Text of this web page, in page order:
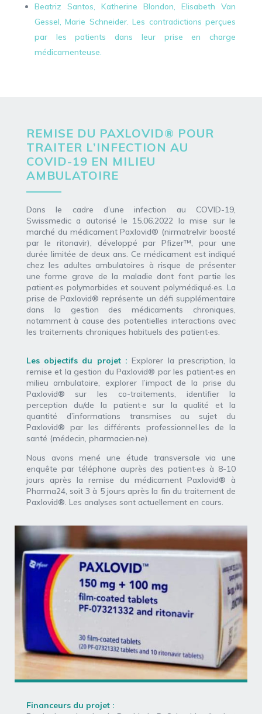
Beatriz Santos, Katherine Blondon, Elisabeth Van
Gessel, Marie Schneider. Les contradictions perçues
par les patients dans leur prise en charge
médicamenteuse.
REMISE DU PAXLOVID® POUR
TRAITER L’INFECTION AU
COVID-19 EN MILIEU
AMBULATOIRE
Dans le cadre d’une infection au COVID-19,
Swissmedic a autorisé le 15.06.2022 la mise sur le
marché du médicament Paxlovid® (nirmatrelvir boosté
par le ritonavir), développé par Pfizer™, pour une
durée limitée de deux ans. Ce médicament est indiqué
chez les adultes ambulatoires à risque de présenter
une forme grave de la maladie dont font partie les
patient·es polymorbides et souvent polymédiqué·es. La
prise de Paxlovid® représente un défi supplémentaire
dans la gestion des médicaments chroniques,
notamment à cause des potentielles interactions avec
les traitements chroniques habituels des patient·es.
Les objectifs du projet : Explorer la prescription, la
remise et la gestion du Paxlovid® par les patient·es en
milieu ambulatoire, explorer l’impact de la prise du
Paxlovid® sur les co-traitements, identifier la
perception du/de la patient·e sur la qualité et la
quantité d’informations transmises au sujet du
Paxlovid® par les différents professionnel·les de la
santé (médecin, pharmacien·ne).
Nous avons mené une étude transversale via une
enquête par téléphone auprès des patient·es à 8-10
jours après la remise du médicament Paxlovid® à
Pharma24, soit 3 à 5 jours après la fin du traitement de
Paxlovid®. Les analyses sont actuellement en cours.
Financeurs du projet :